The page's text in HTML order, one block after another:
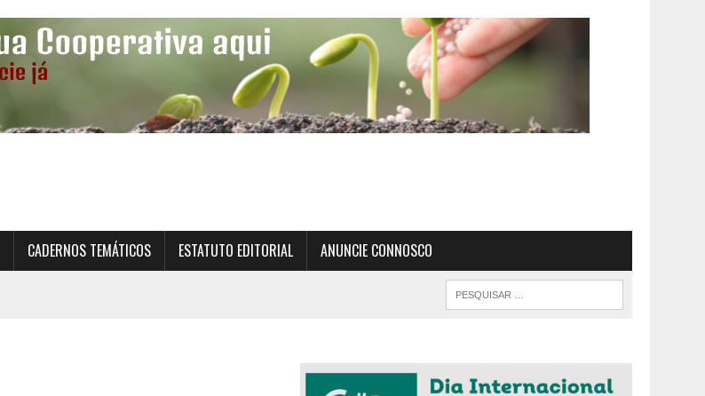
CADERNOS TEMÁTICOS ESTATUTO EDITORIAL ANUNCIE CONNOSCO